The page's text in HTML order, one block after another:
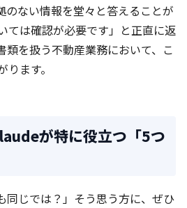
のない情報を堂々と答えることが
ては確認が必要です」と正直に返
類を扱う不動産業務において、こ
ます。
が特に役立つ「5つ
同じでは？」そう思う方に、ぜひ